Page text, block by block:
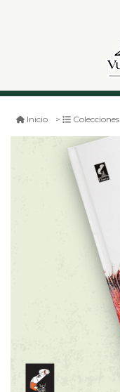
Inicio Colecciones